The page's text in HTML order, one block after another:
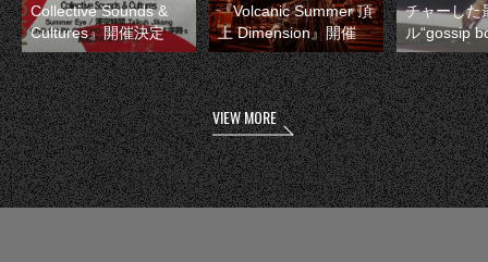
Collective Sounds &
Cultures』開催決定
『Volcanic Summer 頂
上 Dimension』開催
チャーした
ル“gossip
VIEW MORE